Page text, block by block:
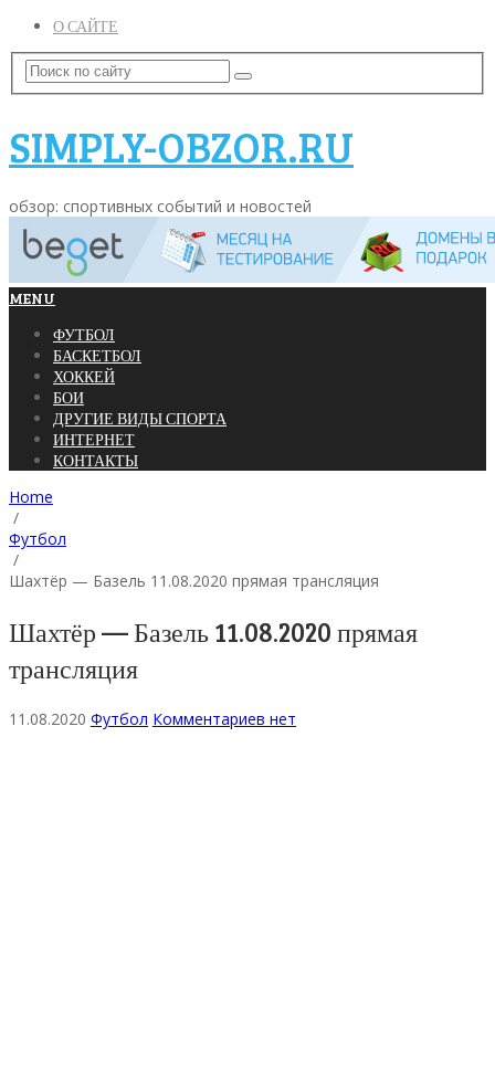
О САЙТЕ
SIMPLY-OBZOR.RU
обзор: спортивных событий и новостей
MENU
ФУТБОЛ
БАСКЕТБОЛ
ХОККЕЙ
БОИ
ДРУГИЕ ВИДЫ СПОРТА
ИНТЕРНЕТ
КОНТАКТЫ
Home
/
Футбол
/
Шахтёр — Базель 11.08.2020 прямая трансляция
Шахтёр — Базель 11.08.2020 прямая
трансляция
11.08.2020 Футбол Комментариев нет